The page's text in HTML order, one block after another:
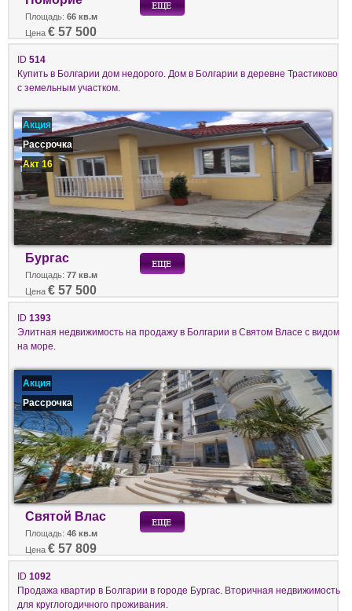
Площадь: 66 кв.м
Цена € 57 500
ID 514
Купить в Болгарии дом недорого. Дом в Болгарии в деревне Трастиково
с земельным участком.
Акция
Рассрочка
Акт 16
Бургас
Площадь: 77 кв.м
Цена € 57 500
ID 1393
Элитная недвижимость на продажу в Болгарии в Святом Власе с видом
на море.
Акция
Рассрочка
Святой Влас
Площадь: 46 кв.м
Цена € 57 809
ID 1092
Продажа квартир в Болгарии в городе Бургас. Вторичная недвижимость
для круглогодичного проживания.